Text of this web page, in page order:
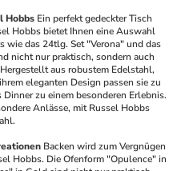
Hobbs Ein perfekt gedeckter Tisch
Hobbs bietet Ihnen eine Auswahl
wie das 24tlg. Set "Verona" und das
nicht nur praktisch, sondern auch
aus robustem Edelstahl,
eleganten Design passen sie zu
zu einem besonderen Erlebnis.
Anlässe, mit Russel Hobbs
Backen wird zum Vergnügen
Hobbs. Die Ofenform "Opulence" in